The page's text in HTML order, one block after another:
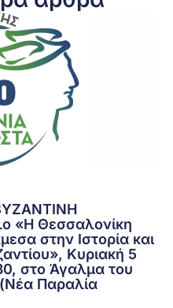
«Η Θεσσαλονίκη
στην Ιστορία και
Κυριακή 5
στο Άγαλμα του
Παραλία